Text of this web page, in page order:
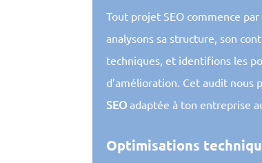
Tout projet SEO commence
analysons sa structure, son
techniques, et identifions les
d’amélioration. Cet audit nous
SEO adaptée à ton entreprise
Optimisations